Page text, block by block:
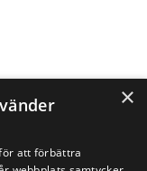
byggsmide
×
att förbättra